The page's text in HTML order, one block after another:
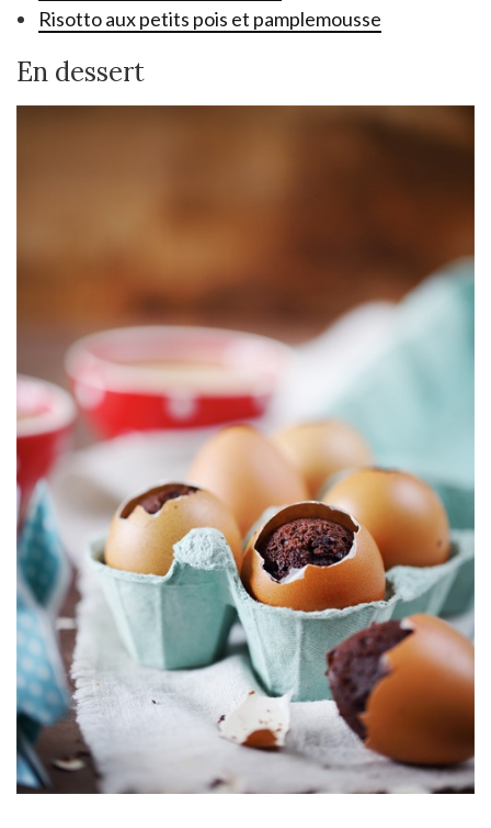
Risotto aux petits pois et pamplemousse
En dessert